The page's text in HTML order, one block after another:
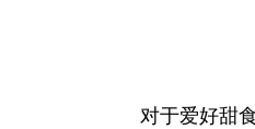
对于爱好甜食